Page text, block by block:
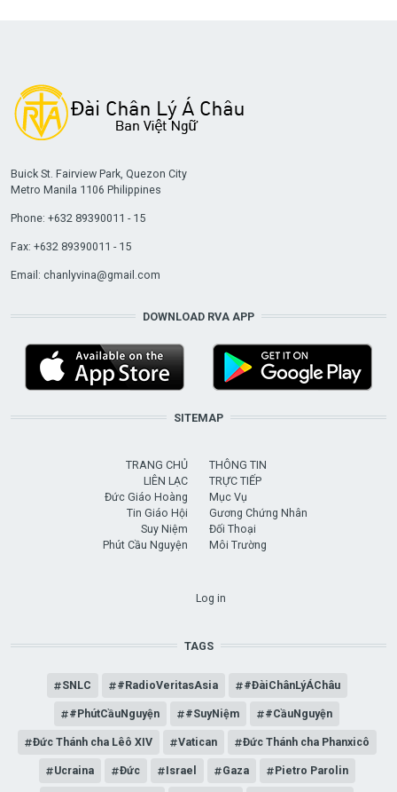
Buick St. Fairview Park, Quezon City
Metro Manila 1106 Philippines
Phone: +632 89390011 - 15
Fax: +632 89390011 - 15
Email: chanlyvina@gmail.com
DOWNLOAD RVA APP
SITEMAP
TRANG CHỦ
LIÊN LẠC
Đức Giáo Hoàng
Tin Giáo Hội
Suy Niệm
Phút Cầu Nguyện
THÔNG TIN
TRỰC TIẾP
Mục Vụ
Gương Chứng Nhân
Đối Thoại
Môi Trường
Log in
TAGS
SNLC #RadioVeritasAsia #ĐàiChânLýÁChâu
#PhútCầuNguyện #SuyNiệm #CầuNguyện
Đức Thánh cha Lêô XIV Vatican Đức Thánh cha Phanxicô
Ucraina Đức Israel Gaza Pietro Parolin